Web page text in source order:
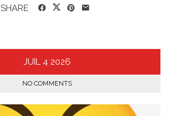
SHARE
JUIL 4 2026
NO COMMENTS